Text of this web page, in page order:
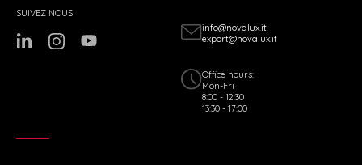
info@novalux.it
export@novalux.it
Office hours:
Mon-Fri
8:00 - 12:30
13:30 - 17:00
SUIVEZ NOUS